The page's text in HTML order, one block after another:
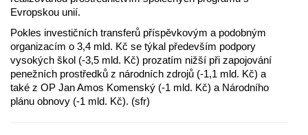
Evropskou unií.
Pokles investičních transferů příspěvkovým a podobným
organizacím o 3,4 mld. Kč se týkal především podpory
vysokých škol (-3,5 mld. Kč) prozatím nižší při zapojování
penežních prostředků z národních zdrojů (-1,1 mld. Kč) a
také z OP Jan Amos Komenský (-1 mld. Kč) a Národního
plánu obnovy (-1 mld. Kč). (sfr)